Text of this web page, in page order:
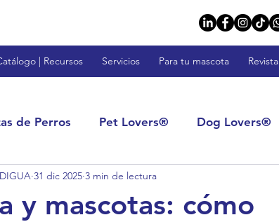
| Recursos Servicios Para tu mascota Revista
de Perros Pet Lovers® Dog Lovers®
Fish Lovers™ Rodent Lovers™
y mascotas: cómo
31 dic 2025 3 min de lectura